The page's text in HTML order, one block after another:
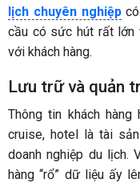
lịch chuyên nghiệpcó
cầu có sức hút rất lớn
với khách hàng.
Lưu trữ và quản
Thông tin khách hàng
cruise, hotel là tài
doanh nghiệp du lịch.
hàng “rổ” dữ liệu ấy